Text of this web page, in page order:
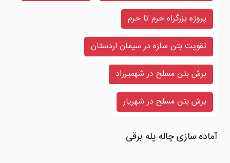
پروژه بزرگراه حرم تا حرم
تقویت بتن سازه در سیمان اردستان
برش بتن مسلح در شهمیرزاد
برش بتن مسلح در شهریار
آماده سازی چاله پله برقی